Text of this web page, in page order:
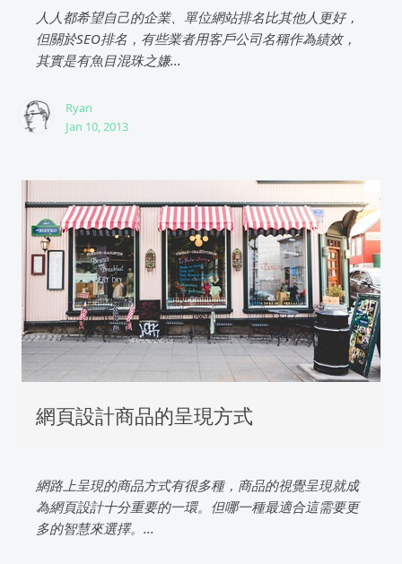
人人都希望自己的企業、單位網站排名比其他人更好，
但關於SEO排名，有些業者用客戶公司名稱作為績效，
其實是有魚目混珠之嫌...
Ryan
Jan 10, 2013
網頁設計商品的呈現方式
網路上呈現的商品方式有很多種，商品的視覺呈現就成
為網頁設計十分重要的一環。但哪一種最適合這需要更
多的智慧來選擇。...